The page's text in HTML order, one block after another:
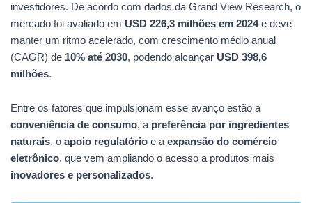
investidores. De acordo com dados da Grand View Research, o
mercado foi avaliado em USD 226,3 milhões em 2024e deve
manter um ritmo acelerado, com crescimento médio anual
(CAGR) de 10% até 2030, podendo alcançar USD 398,6
milhões.
Entre os fatores que impulsionam esse avanço estão a
conveniência de consumo, a preferência por ingredientes
naturais, o apoio regulatório e aexpansão do comércio
eletrônico, que vem ampliando o acesso a produtos mais
inovadores e personalizados.